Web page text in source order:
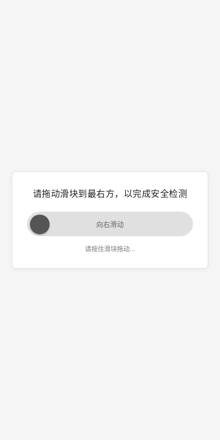
请拖动滑块到最右方，以完成安全检测
向右滑动
请按住滑块拖动...